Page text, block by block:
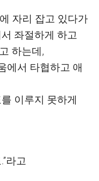
자리 잡고 있다가
좌절하게 하고
하는데,
에서 타협하고 애
이루지 못하게
.”라고